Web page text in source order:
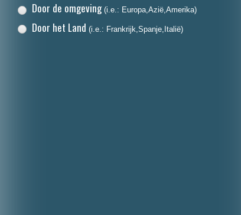
Door de omgeving (i.e.: Europa,Azië,Amerika)
Door het Land (i.e.: Frankrijk,Spanje,Italië)